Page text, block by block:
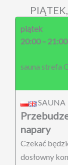
piątek
20:00 – 21:00
sauna strefa
SAUNA
napary
Czekać
dosłowny